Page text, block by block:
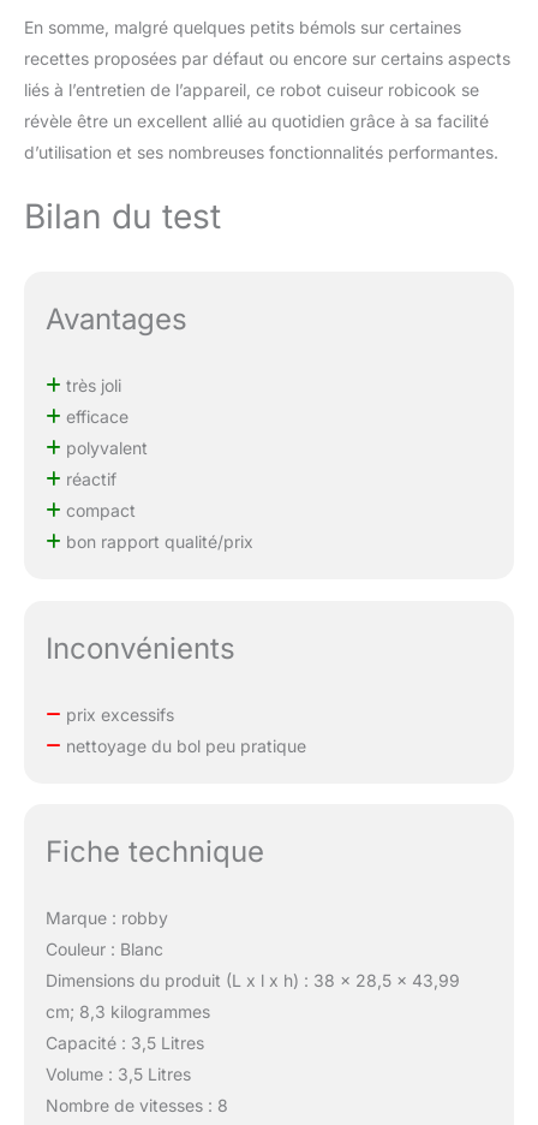
En somme, malgré quelques petits bémols sur certaines
recettes proposées par défaut ou encore sur certains aspects
liés à l’entretien de l’appareil, ce robot cuiseur robicook se
révèle être un excellent allié au quotidien grâce à sa facilité
d’utilisation et ses nombreuses fonctionnalités performantes.
Bilan du test
Avantages
très joli
efficace
polyvalent
réactif
compact
bon rapport qualité/prix
Inconvénients
prix excessifs
nettoyage du bol peu pratique
Fiche technique
Marque : robby
Couleur : Blanc
Dimensions du produit (L x l x h) : 38 x 28,5 x 43,99
cm; 8,3 kilogrammes
Capacité : 3,5 Litres
Volume : 3,5 Litres
Nombre de vitesses : 8